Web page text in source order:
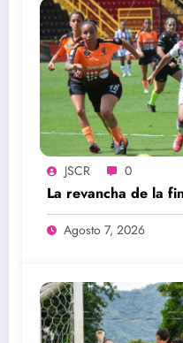
JSCR 0
La revancha de la
Agosto 7, 2026